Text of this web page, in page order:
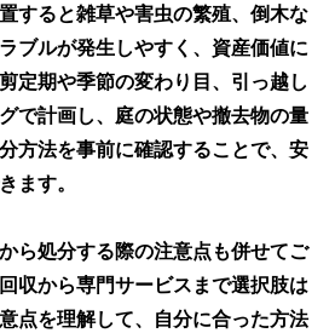
すると雑草や害虫の繁殖、倒木な
ブルが発生しやすく、資産価値に
定期や季節の変わり目、引っ越し
で計画し、庭の状態や撤去物の量
方法を事前に確認することで、安
ます。
ら処分する際の注意点も併せてご
収から専門サービスまで選択肢は
点を理解して、自分に合った方法